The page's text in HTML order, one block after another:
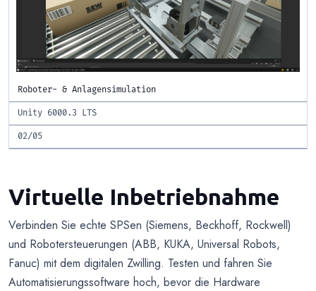
Roboter- & Anlagensimulation
Unity 6000.3 LTS
02/05
Virtuelle Inbetriebnahme
Verbinden Sie echte SPSen (Siemens, Beckhoff, Rockwell)
und Robotersteuerungen (ABB, KUKA, Universal Robots,
Fanuc) mit dem digitalen Zwilling. Testen und fahren Sie
Automatisierungssoftware hoch, bevor die Hardware